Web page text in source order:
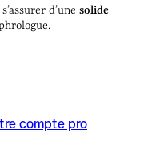
d’une solide
compte pro